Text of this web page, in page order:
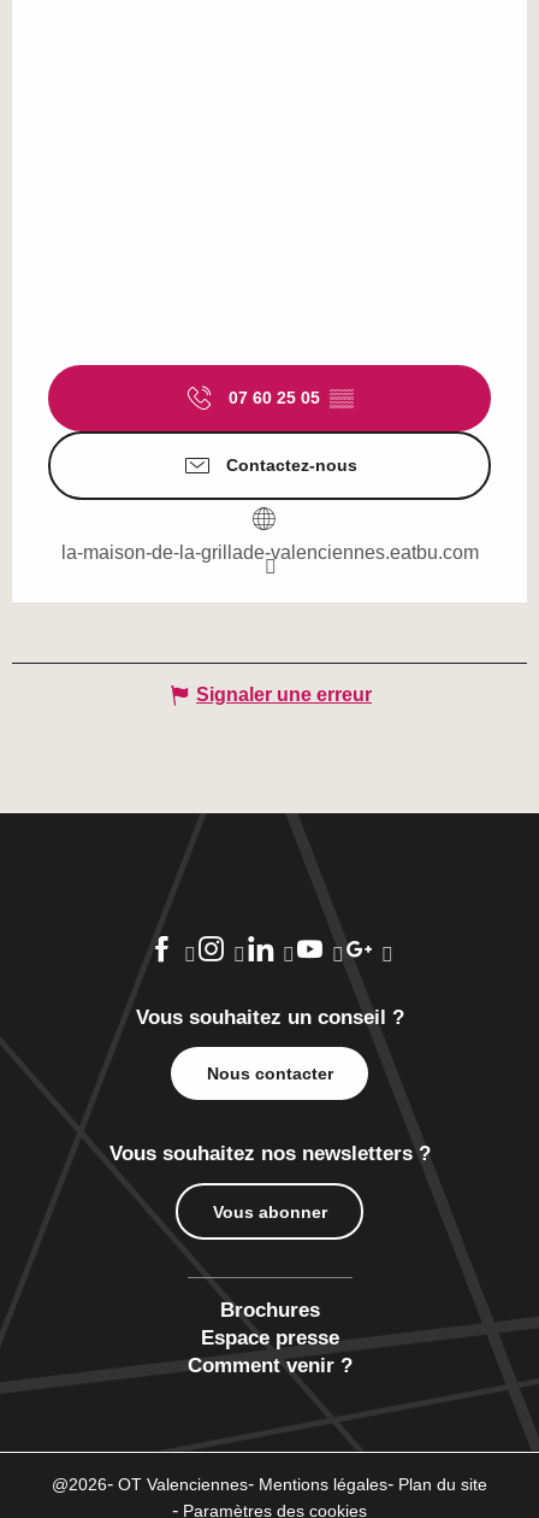
07 60 25 05 ▒▒
Contactez-nous
la-maison-de-la-grillade-valenciennes.eatbu.com
Signaler une erreur
Vous souhaitez un conseil ?
Nous contacter
Vous souhaitez nos newsletters ?
Vous abonner
Brochures
Espace presse
Comment venir ?
@2026 OT Valenciennes Mentions légales
Plan du site
Paramètres des cookies